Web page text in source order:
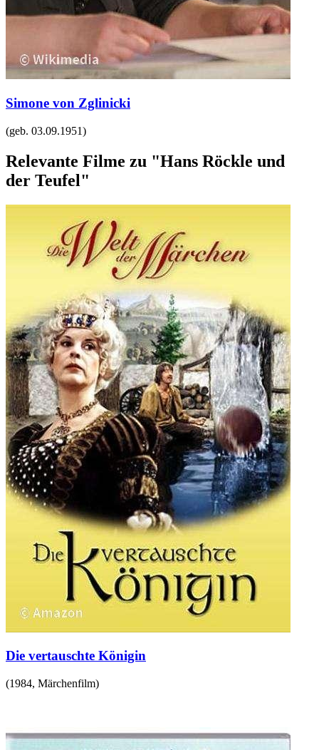
Simone von Zglinicki
(geb. 03.09.1951)
Relevante Filme zu "Hans Röckle und
der Teufel"
Die vertauschte Königin
(1984, Märchenfilm)